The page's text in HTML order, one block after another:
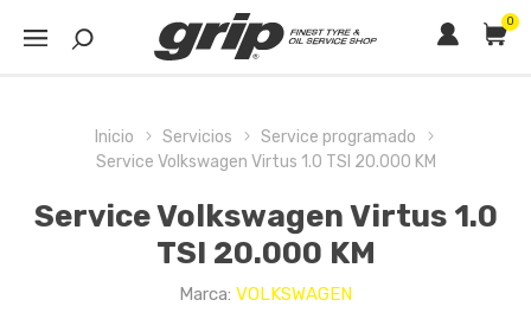
0
Inicio Servicios
Service programado
Service Volkswagen Virtus 1.0 TSI 20.000 KM
Service Volkswagen Virtus 1.0
TSI 20.000 KM
Marca: VOLKSWAGEN